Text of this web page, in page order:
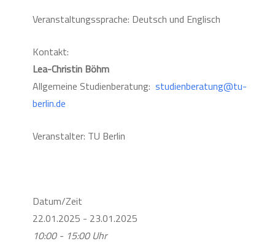
Veranstaltungssprache: Deutsch und Englisch
Kontakt:
Lea-Christin Böhm
Allgemeine Studienberatung: studienberatung@tu-
berlin.de
Veranstalter: TU Berlin
Datum/Zeit
22.01.2025 - 23.01.2025
10:00 - 15:00 Uhr